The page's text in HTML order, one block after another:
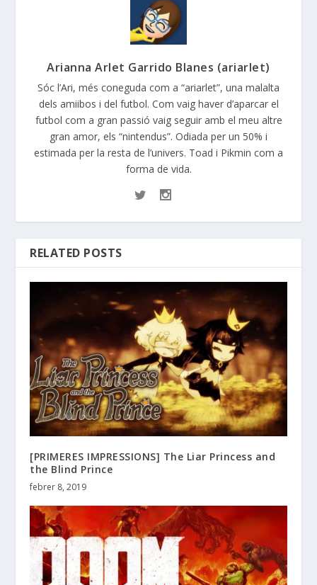
Arianna Arlet Garrido Blanes (ariarlet)
Sóc l’Ari, més coneguda com a “ariarlet”, una malalta
dels amiibos i del futbol. Com vaig haver d’aparcar el
futbol com a gran passió vaig seguir amb el meu altre
gran amor, els “nintendus”. Odiada per un 50% i
estimada per la resta de l’univers. Toad i Pikmin com a
forma de vida.
RELATED POSTS
[PRIMERES IMPRESSIONS] The Liar Princess and
the Blind Prince
febrer 8, 2019